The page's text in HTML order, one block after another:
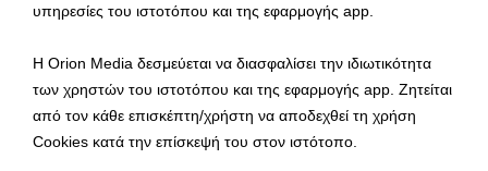
υπηρεσίες του ιστοτόπου και της εφαρμογής app.
Η Orion Media δεσμεύεται να διασφαλίσει την ιδιωτικότητα
των χρηστών του ιστοτόπου και της εφαρμογής app. Ζητείται
από τον κάθε επισκέπτη/χρήστη να αποδεχθεί τη χρήση
Cookies κατά την επίσκεψή του στον ιστότοπο.